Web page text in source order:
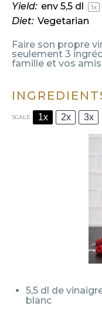
Yield: env 5,5 dl 1x
Diet: Vegetarian
Faire son propre
seulement 3
famille et vos
SCALE 1x 2x 3x
5,5 dl de
blanc